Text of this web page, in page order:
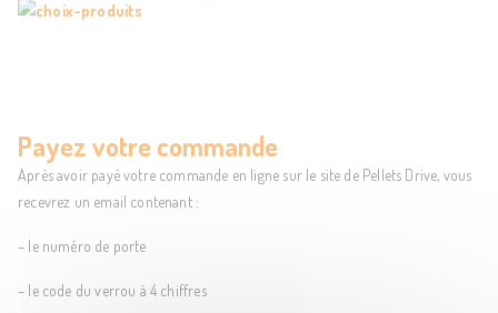
Payez votre commande
Après avoir payé votre commande en ligne sur le site de Pellets Drive, vous
recevrez un email contenant :
– le numéro de porte
– le code du verrou à 4 chiffres